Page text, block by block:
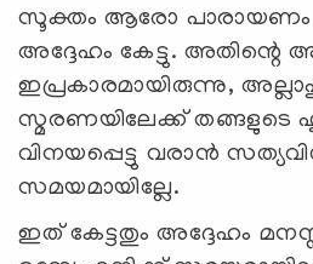
സൂക്തം ആരോ പാരായണം
അദ്ദേഹം കേട്ടു. അതിന്റെ
ഇപ്രകാരമായിരുന്നു,
സ്മരണയിലേക്ക് തങ്ങളുടെ
വിനയപ്പെട്ടു വരാൻ
സമയമായില്ലേ.
ഇത് കേട്ടതും അദ്ദേഹം